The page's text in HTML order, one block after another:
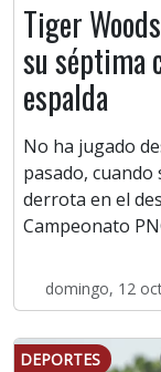
Tiger
su séptima
espalda
No ha jugado
pasado,
derrota en el
Campeonato
domingo, 12
DEPORTES